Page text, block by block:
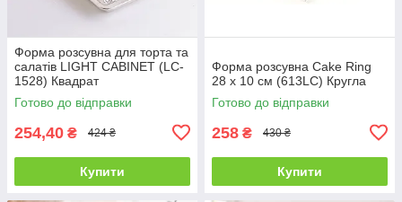
Форма розсувна для торта та
салатів LIGHT CABINET (LC-
1528) Квадрат
Готово до відправки
254,40 ₴ 424 ₴
Купити
Форма розсувна Cake Ring
28 х 10 см (613LC) Кругла
Готово до відправки
258 ₴ 430 ₴
Купити